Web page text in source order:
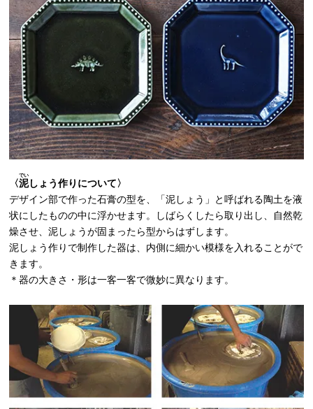
〈泥
でい
しょう作りについて〉
デザイン部で作った石膏の型を、「泥しょう」と呼ばれる陶土を液
状にしたものの中に浮かせます。しばらくしたら取り出し、自然乾
燥させ、泥しょうが固まったら型からはずします。
泥しょう作りで制作した器は、内側に細かい模様を入れることがで
きます。
＊器の大きさ・形は一客一客で微妙に異なります。